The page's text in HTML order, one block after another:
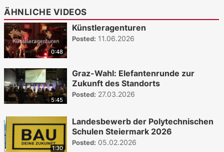
ÄHNLICHE VIDEOS
0:48
Künstleragenturen
Posted: 11.06.2026
5:45
Graz-Wahl: Elefantenrunde zur
Zukunft des Standorts
Posted: 27.03.2026
1:30
Landesbewerb der Polytechnischen
Schulen Steiermark 2026
Posted: 05.02.2026